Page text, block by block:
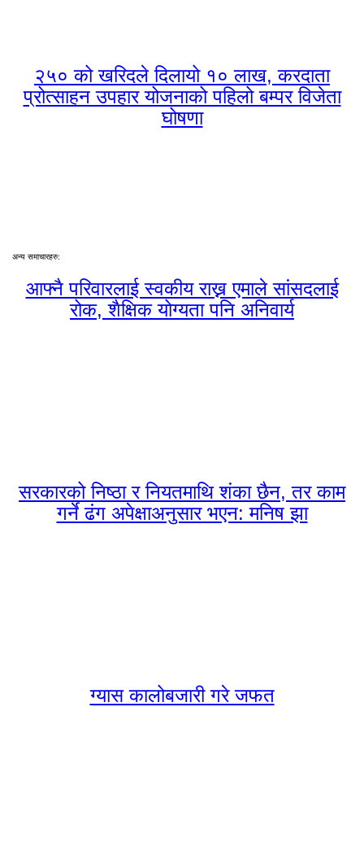
२५० को खरिदले दिलायो १० लाख, करदाता
प्रोत्साहन उपहार योजनाको पहिलो बम्पर विजेता
घोषणा
अन्य समाचारहरु:
आफ्नै परिवारलाई स्वकीय राख्न एमाले सांसदलाई
रोक, शैक्षिक योग्यता पनि अनिवार्य
सरकारको निष्ठा र नियतमाथि शंका छैन, तर काम
गर्ने ढंग अपेक्षाअनुसार भएन: मनिष झा
ग्यास कालोबजारी गरे जफत